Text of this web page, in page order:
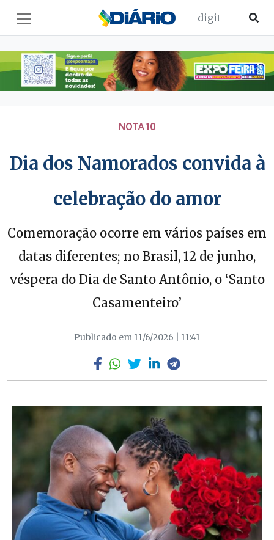
NOTA 10
Dia dos Namorados convida à
celebração do amor
Comemoração ocorre em vários países em
datas diferentes; no Brasil, 12 de junho,
véspera do Dia de Santo Antônio, o ‘Santo
Casamenteiro’
Publicado em 11/6/2026 | 11:41